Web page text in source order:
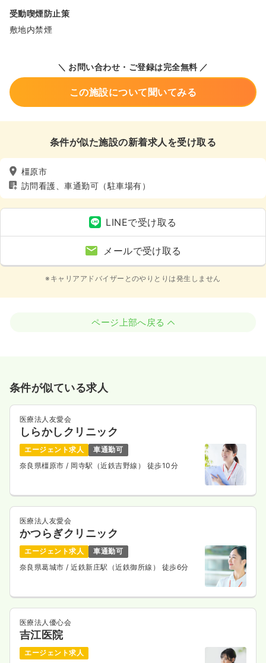
受動喫煙防止策
敷地内禁煙
＼ お問い合わせ・ご登録は完全無料 ／
この施設について聞いてみる
条件が似た施設の新着求人を受け取る
橿原市
訪問看護、車通勤可（駐車場有）
LINEで受け取る
メールで受け取る
※キャリアアドバイザーとのやりとりは発生しません
ページ上部へ戻る
条件が似ている求人
医療法人友愛会
しらかしクリニック
エージェント求人
車通勤可
奈良県橿原市 / 岡寺駅（近鉄吉野線） 徒歩10分
医療法人友愛会
かつらぎクリニック
エージェント求人
車通勤可
奈良県葛城市 / 近鉄新庄駅（近鉄御所線） 徒歩6分
医療法人優心会
吉江医院
エージェント求人